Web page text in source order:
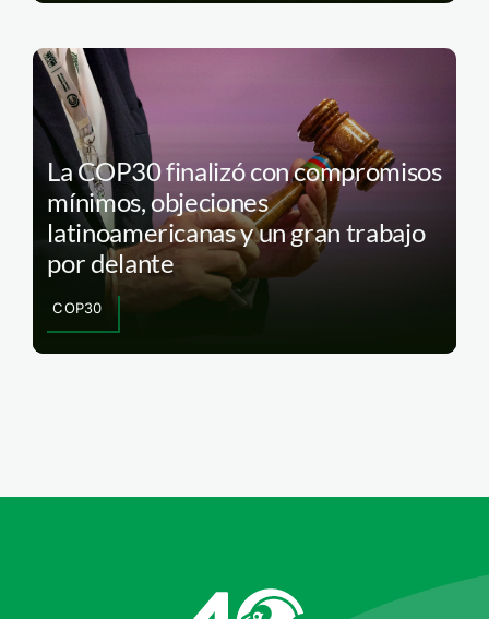
La COP30 finalizó con compromisos
mínimos, objeciones
latinoamericanas y un gran trabajo
por delante
COP30